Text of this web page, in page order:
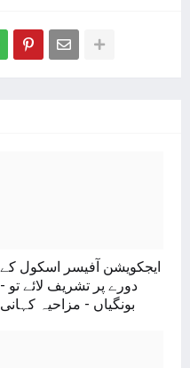
ایجکویشن آفیسر اسکول کے
دورے پر تشریف لائے تو -
بونگیاں - مزاحیہ کہانی